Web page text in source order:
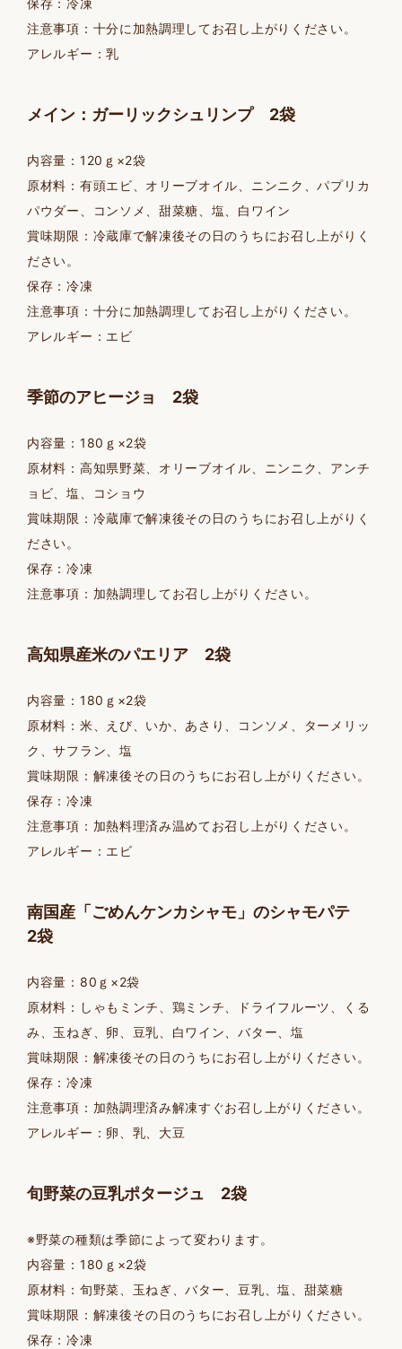
注意事項：十分に加熱調理してお召し上がりください。
アレルギー：乳
メイン：ガーリックシュリンプ 2袋
内容量：120ｇ×2袋
原材料：有頭エビ、オリーブオイル、ニンニク、パプリカ
パウダー、コンソメ、甜菜糖、塩、白ワイン
賞味期限：冷蔵庫で解凍後その日のうちにお召し上がりく
ださい。
保存：冷凍
注意事項：十分に加熱調理してお召し上がりください。
アレルギー：エビ
季節のアヒージョ 2袋
内容量：180ｇ×2袋
原材料：高知県野菜、オリーブオイル、ニンニク、アンチ
ョビ、塩、コショウ
賞味期限：冷蔵庫で解凍後その日のうちにお召し上がりく
ださい。
保存：冷凍
注意事項：加熱調理してお召し上がりください。
高知県産米のパエリア 2袋
内容量：180ｇ×2袋
原材料：米、えび、いか、あさり、コンソメ、ターメリッ
ク、サフラン、塩
賞味期限：解凍後その日のうちにお召し上がりください。
保存：冷凍
注意事項：加熱料理済み温めてお召し上がりください。
アレルギー：エビ
南国産「ごめんケンカシャモ」のシャモパテ
2袋
内容量：80ｇ×2袋
原材料：しゃもミンチ、鶏ミンチ、ドライフルーツ、くる
み、玉ねぎ、卵、豆乳、白ワイン、バター、塩
賞味期限：解凍後その日のうちにお召し上がりください。
保存：冷凍
注意事項：加熱調理済み解凍すぐお召し上がりください。
アレルギー：卵、乳、大豆
旬野菜の豆乳ポタージュ 2袋
※野菜の種類は季節によって変わります。
内容量：180ｇ×2袋
原材料：旬野菜、玉ねぎ、バター、豆乳、塩、甜菜糖
賞味期限：解凍後その日のうちにお召し上がりください。
保存：冷凍